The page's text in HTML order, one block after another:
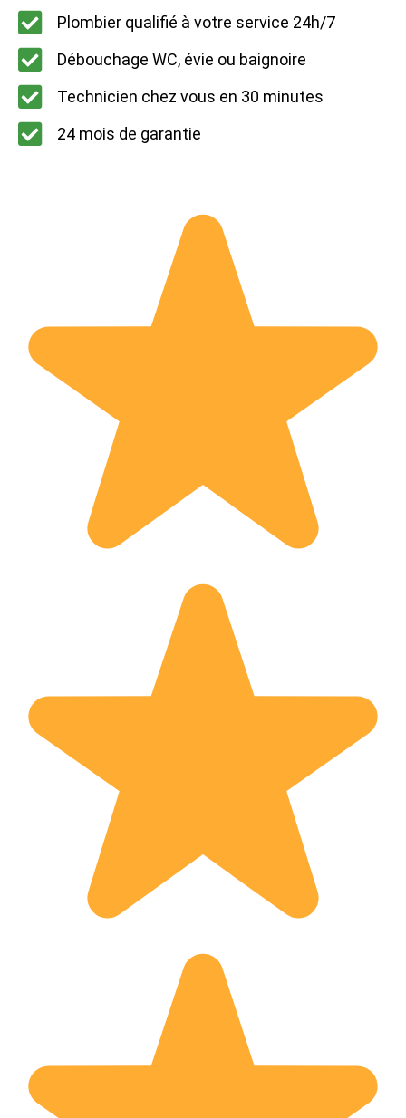
Plombier qualifié à votre service 24h/7
Débouchage WC, évie ou baignoire
Technicien chez vous en 30 minutes
24 mois de garantie